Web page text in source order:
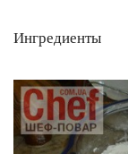
Ингредиенты